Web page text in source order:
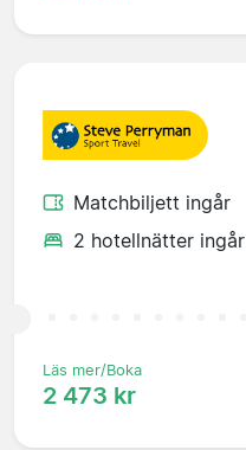
Matchbiljett ingår
2 hotellnätter ingår
Läs mer/Boka
2 473 kr